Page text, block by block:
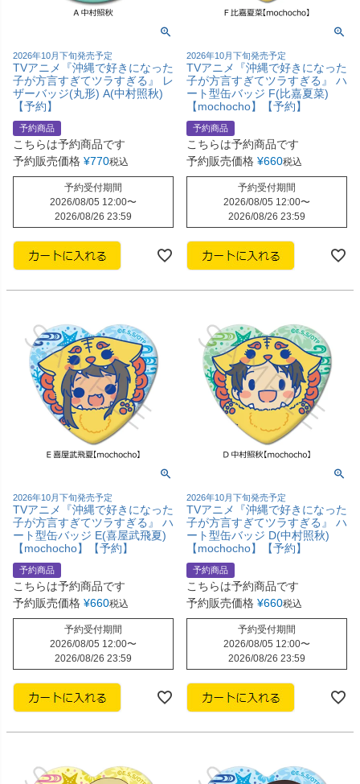
2026年10月下旬発売予定
TVアニメ『沖縄で好きになった
子が方言すぎてツラすぎる』 レ
ザーバッジ(丸形) A(中村照秋)
【予約】
予約商品
こちらは予約商品です
予約販売価格 ¥770税込
予約受付期間
2026/08/05 12:00〜
2026/08/26 23:59
2026年10月下旬発売予定
TVアニメ『沖縄で好きになった
子が方言すぎてツラすぎる』 ハ
ート型缶バッジ F(比嘉夏菜)
【mochocho】【予約】
予約商品
こちらは予約商品です
予約販売価格 ¥660税込
予約受付期間
2026/08/05 12:00〜
2026/08/26 23:59
2026年10月下旬発売予定
TVアニメ『沖縄で好きになった
子が方言すぎてツラすぎる』 ハ
ート型缶バッジ E(喜屋武飛夏)
【mochocho】【予約】
予約商品
こちらは予約商品です
予約販売価格 ¥660税込
予約受付期間
2026/08/05 12:00〜
2026/08/26 23:59
2026年10月下旬発売予定
TVアニメ『沖縄で好きになった
子が方言すぎてツラすぎる』 ハ
ート型缶バッジ D(中村照秋)
【mochocho】【予約】
予約商品
こちらは予約商品です
予約販売価格 ¥660税込
予約受付期間
2026/08/05 12:00〜
2026/08/26 23:59